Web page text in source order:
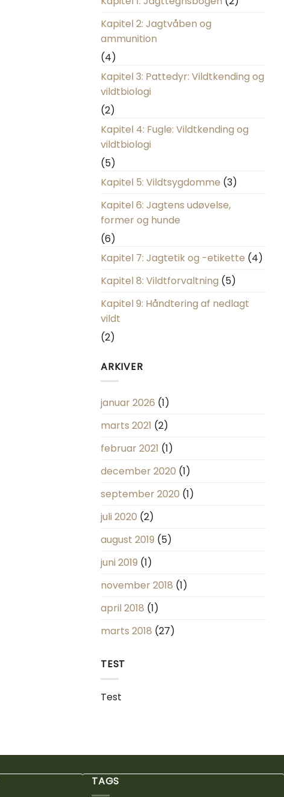
Kapitel 2: Jagtvåben og
ammunition
(4)
Kapitel 3: Pattedyr: Vildtkending og
vildtbiologi
(2)
Kapitel 4: Fugle: Vildtkending og
vildtbiologi
(5)
Kapitel 5: Vildtsygdomme (3)
Kapitel 6: Jagtens udøvelse,
former og hunde
(6)
Kapitel 7: Jagtetik og -etikette (4)
Kapitel 8: Vildtforvaltning (5)
Kapitel 9: Håndtering af nedlagt
vildt
(2)
ARKIVER
januar 2026 (1)
marts 2021 (2)
februar 2021 (1)
december 2020 (1)
september 2020 (1)
juli 2020 (2)
august 2019 (5)
juni 2019 (1)
november 2018 (1)
april 2018 (1)
marts 2018 (27)
TEST
Test
TAGS